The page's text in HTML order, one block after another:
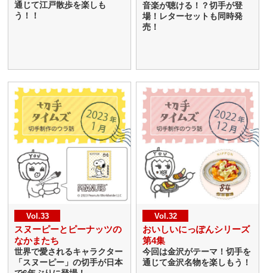
通じて江戸散歩を楽しも
う！！
音楽が聴ける！？切手が登
場！レターセットも同時発
売！
Vol.33
スヌーピーとピーナッツの
なかまたち
世界で愛されるキャラクター
「スヌーピー」の切手が日本
Vol.32
おいしいにっぽんシリーズ
第4集
今回は金沢がテーマ！切手を
通じて金沢名物を楽しもう！